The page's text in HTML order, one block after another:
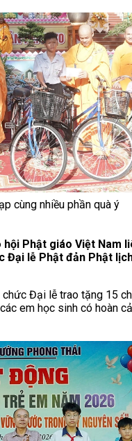
cùng nhiều phần quà ý
Phật giáo Việt Nam
Đại lễ Phật đản Phật
chức Đại lễ trao tặng 15
em học sinh có hoàn